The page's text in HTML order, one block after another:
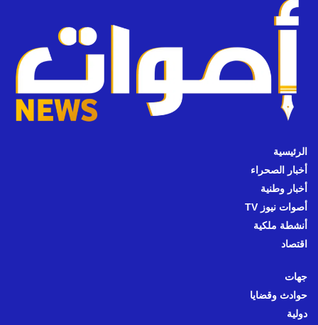
الرئيسية
أخبار الصحراء
أخبار وطنية
أصوات نيوز TV
أنشطة ملكية
اقتصاد
جهات
حوادث وقضايا
دولية